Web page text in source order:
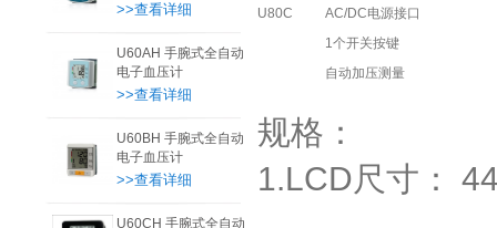
>>查看详细
U60AH 手腕式全自动
电子血压计
>>查看详细
U60BH 手腕式全自动
电子血压计
>>查看详细
U60CH 手腕式全自动
U80C
AC/DC电源接口
1个开关按键
自动加压测量
规格：
1.LCD尺寸：